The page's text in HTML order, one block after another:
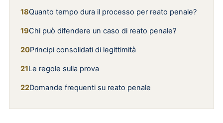
Quanto tempo dura il processo per reato penale?
Chi può difendere un caso di reato penale?
Principi consolidati di legittimità
Le regole sulla prova
Domande frequenti su reato penale